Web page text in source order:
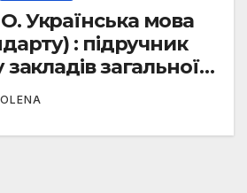
: підручник
загальної
OLENA